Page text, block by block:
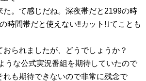
た。て感じだね。深夜帯だと2199の時
時間帯だと使えない‼カット!｣てことも
おられましたが、どうでしょうか？
うな公式実況番組を期待していたので
れも期待できないので非常に残念で